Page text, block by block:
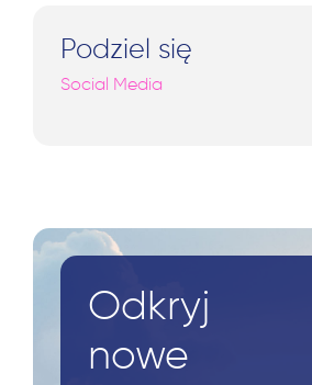
Podziel się
Social Media
Odkryj
nowe